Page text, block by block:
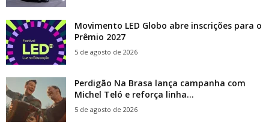
Movimento LED Globo abre inscrições para o
Prêmio 2027
5 de agosto de 2026
Perdigão Na Brasa lança campanha com
Michel Teló e reforça linha...
5 de agosto de 2026